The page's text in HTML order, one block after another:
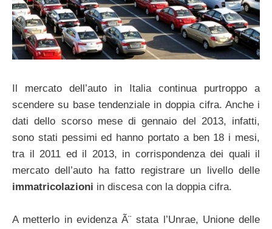
Il mercato dell’auto in Italia continua purtroppo a
scendere su base tendenziale in doppia cifra. Anche i
dati dello scorso mese di gennaio del 2013, infatti,
sono stati pessimi ed hanno portato a ben 18 i mesi,
tra il 2011 ed il 2013, in corrispondenza dei quali il
mercato dell’auto ha fatto registrare un livello delle
immatricolazioni in discesa con la doppia cifra.
A metterlo in evidenza Ã¨ stata l’Unrae, Unione delle